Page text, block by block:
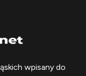
wpisany do